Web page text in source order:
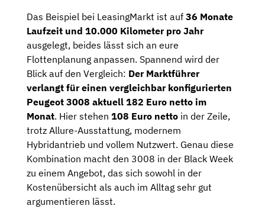
Das Beispiel bei LeasingMarkt ist auf 36 Monate
Laufzeit und 10.000 Kilometer pro Jahr
ausgelegt, beides lässt sich an eure
Flottenplanung anpassen. Spannend wird der
Blick auf den Vergleich: Der Marktführer
verlangt für einen vergleichbar konfigurierten
Peugeot 3008 aktuell 182 Euro netto im
Monat. Hier stehen 108 Euro netto in der Zeile,
trotz Allure-Ausstattung, modernem
Hybridantrieb und vollem Nutzwert. Genau diese
Kombination macht den 3008 in der Black Week
zu einem Angebot, das sich sowohl in der
Kostenübersicht als auch im Alltag sehr gut
argumentieren lässt.